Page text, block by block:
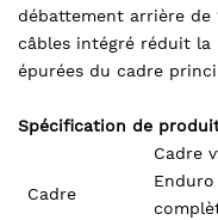
débattement arrière de
câbles intégré réduit la
épurées du cadre
Spécification de
Cadre
Cadre